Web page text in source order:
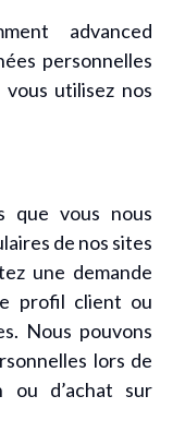
advanced
personnelles
utilisez nos
que vous nous
de nos sites
une demande
profil client ou
Nous pouvons
lors de
ou d’achat sur